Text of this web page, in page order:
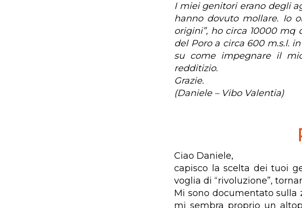
I miei genitori erano degli
hanno dovuto mollare. Io
origini”, ho circa 10000 mq
del Poro a circa 600 m.s.l.
su come impegnare il
redditizio.
Grazie.
(Daniele – Vibo Valentia)
Ciao Daniele,
capisco la scelta dei tuoi
voglia di “rivoluzione”,
Mi sono documentato sulla
mi sembra proprio un